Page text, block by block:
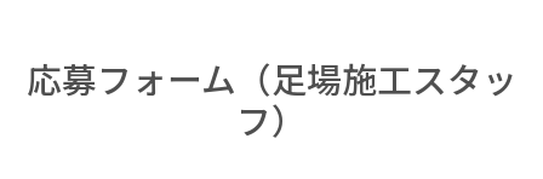
応募フォーム（足場施工スタッ
フ）